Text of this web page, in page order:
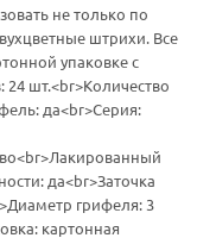
не только по
штрихи. Все
упаковке с
24 шт.<br>Количество
да<br>Серия:
да<br>Заточка
грифеля: 3
картонная